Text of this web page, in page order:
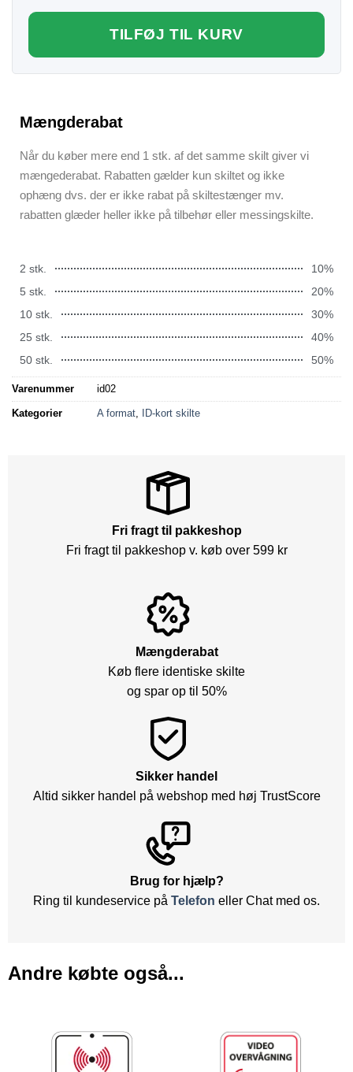
TILFØJ TIL KURV
Mængderabat
Når du køber mere end 1 stk. af det samme skilt giver vi
mængederabat. Rabatten gælder kun skiltet og ikke
ophæng dvs. der er ikke rabat på skiltestænger mv.
rabatten glæder heller ikke på tilbehør eller messingskilte.
2 stk.
10%
5 stk.
20%
10 stk.
30%
25 stk.
40%
50 stk.
50%
Varenummer id02
Kategorier A format, ID-kort skilte
Fri fragt til pakkeshop
Fri fragt til pakkeshop v. køb over 599 kr
Mængderabat
Køb flere identiske skilte
og spar op til 50%
Sikker handel
Altid sikker handel på webshop med høj TrustScore
Brug for hjælp?
Ring til kundeservice på Telefon eller Chat med os.
Andre købte også...